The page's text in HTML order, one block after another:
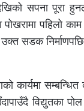
सपना
पहिलो
सडक
कार्यमा
विद्युतका